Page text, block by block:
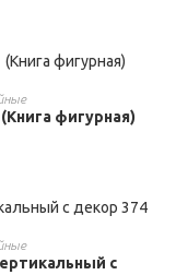
фигурная)
с